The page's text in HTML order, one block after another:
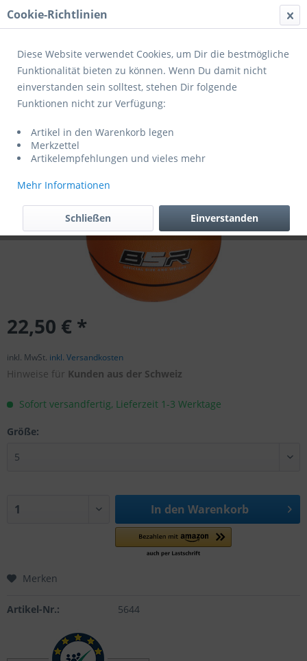
Menü
Übersicht Trainigsbälle
22,50 € *
inkl. MwSt. inkl. Versandkosten
Hinweise für Kunden aus der Schweiz
Sofort versandfertig, Lieferzeit 1-3 Werktage
Größe:
In den Warenkorb
Merken
Artikel-Nr.: 5644
Cookie-Richtlinien
Diese Website verwendet Cookies, um Dir die bestmögliche
Funktionalität bieten zu können. Wenn Du damit nicht
einverstanden sein solltest, stehen Dir folgende
Funktionen nicht zur Verfügung:
Artikel in den Warenkorb legen
Merkzettel
Artikelempfehlungen und vieles mehr
Mehr Informationen
Einverstanden
Schließen